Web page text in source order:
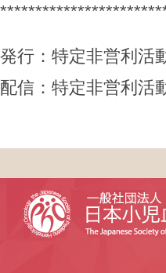
発行：特定非営利
配信：特定非営利